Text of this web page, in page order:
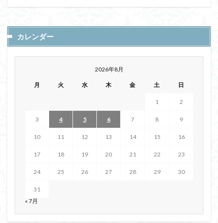
カレンダー
2026年8月
月 火 水 木 金 土 日
1 2
3 4 5 6 7 8 9
10 11 12 13 14 15 16
17 18 19 20 21 22 23
24 25 26 27 28 29 30
31
« 7月